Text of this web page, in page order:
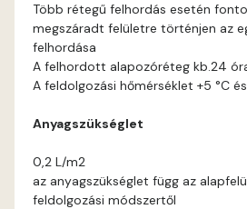
Citrus B
Cobalt
Több rétegű felhordás esetén
megszáradt felületre történjen az
felhordása
A felhordott alapozóréteg kb.24
A feldolgozási hőmérséklet +5 °C
Anyagszükséglet
0,2 L/m2
az anyagszükséglet függ az
feldolgozási módszertől